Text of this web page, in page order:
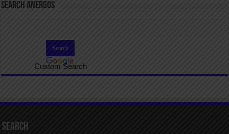
SEARCH ANERGOS
Custom Search
Search